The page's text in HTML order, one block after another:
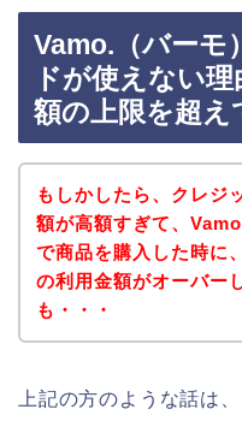
Vamo.（バーモ
ドが使えない
額の上限を超え
もしかしたら、クレジ
額が高額すぎて、
で商品を購入した時に
の利用金額がオーバー
も・・・
上記の方のような話は